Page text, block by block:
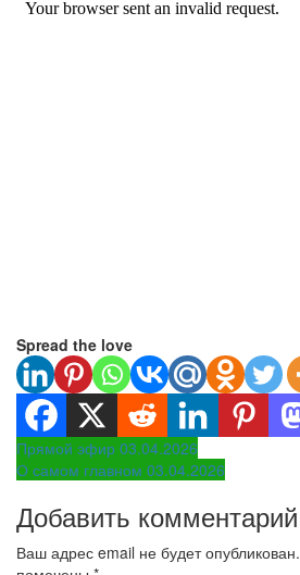
Spread the love
Навигация
по
записям
Прямой эфир 03.04.2026
О самом главном 03.04.2026
Добавить комментарий
Ваш адрес email не будет опубликован.